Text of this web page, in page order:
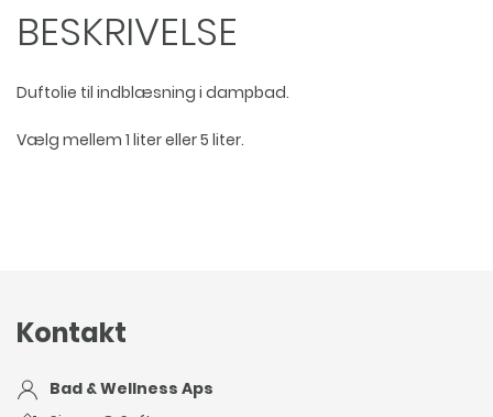
BESKRIVELSE
Duftolie til indblæsning i dampbad.
Vælg mellem 1 liter eller 5 liter.
Kontakt
Bad & Wellness Aps